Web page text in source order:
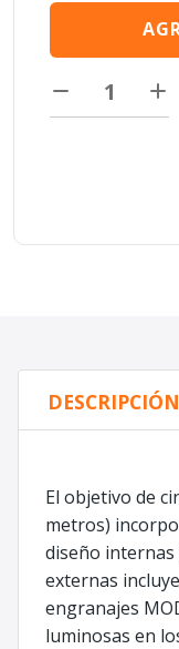
DESCRIPCIÓN
El objetivo de
metros)
diseño internas
externas
engranajes
luminosas en